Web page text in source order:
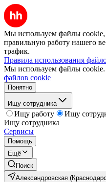
Мы используем файлы cookie,
правильную работу нашего
трафик.
Правила использования
Мы используем файлы cookie.
файлов cookie
Понятно
Ищу сотрудника
Ищу работу
Ищу
Ищу сотрудника
Сервисы
Помощь
Ещё
Поиск
Александровская